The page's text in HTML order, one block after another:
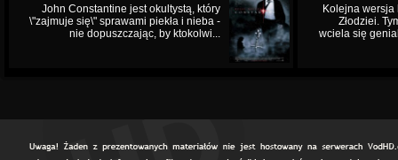
John Constantine jest okultystą, który
\"zajmuje się\" sprawami piekła i nieba -
nie dopuszczając, by ktokolwi...
Kolejna wersja
Złodziei.
wciela się